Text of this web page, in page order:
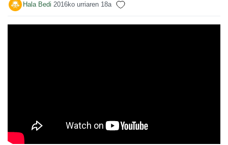
Hala Bedi 2016ko urriaren 18a